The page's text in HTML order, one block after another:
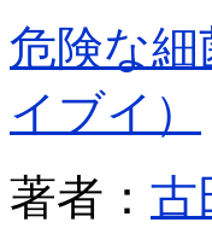
危険な
イブイ）
著者： 古